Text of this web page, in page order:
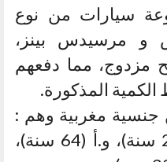
سيارات من نوع
و مرسيدس بينز،
مزدوج، مما دفعهم
المذكورة.
مغربية وهم :
ج.أ ( 59 سنة)، ك.ب (25 سنة)، و.أ (64 سنة)،